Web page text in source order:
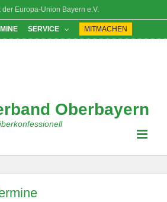
der Europa-Union Bayern e.V.
SERVICE MITMACHEN
Oberbayern